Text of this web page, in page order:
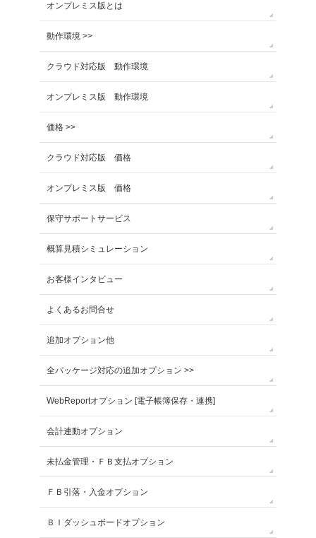
オンプレミス版とは
動作環境 >>
クラウド対応版 動作環境
オンプレミス版 動作環境
価格 >>
クラウド対応版 価格
オンプレミス版 価格
保守サポートサービス
概算見積シミュレーション
お客様インタビュー
よくあるお問合せ
追加オプション他
全パッケージ対応の追加オプション >>
WebReportオプション [電子帳簿保存・連携]
会計連動オプション
未払金管理・ＦＢ支払オプション
ＦＢ引落・入金オプション
ＢＩダッシュボードオプション